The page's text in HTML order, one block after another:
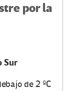
por la
Sur
de 2 ºC